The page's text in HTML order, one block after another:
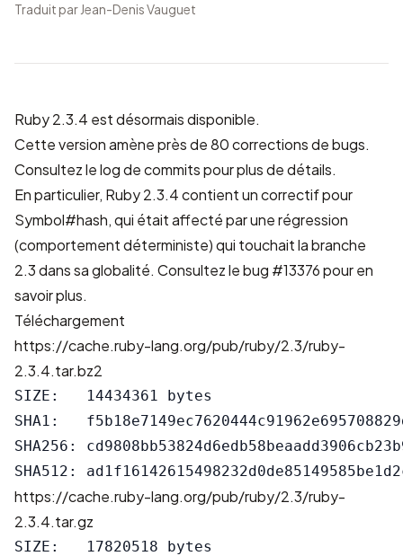
Traduit par Jean-Denis Vauguet
Ruby 2.3.4 est désormais disponible.
Cette version amène près de 80 corrections de bugs.
Consultez lelog de commitspour plus de détails.
En particulier, Ruby 2.3.4 contient un correctif pour
Symbol#hash, qui était affecté par une régression
(comportement déterministe) qui touchait la branche
2.3 dans sa globalité. Consultezle bug #13376pour en
savoir plus.
Téléchargement
https://cache.ruby-lang.org/pub/ruby/2.3/ruby-
2.3.4.tar.bz2
SIZE:   14434361 bytes
SHA1:
SHA256:
https://cache.ruby-lang.org/pub/ruby/2.3/ruby-
2.3.4.tar.gz
SIZE:   17820518 bytes